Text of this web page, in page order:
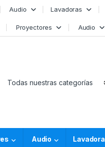
Audio Lavadoras
Proyectores Audio
Audio